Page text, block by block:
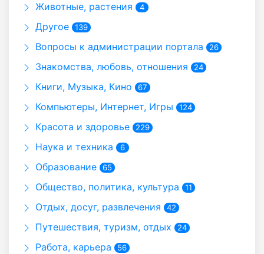
Животные, растения 4
Другое 139
Вопросы к администрации портала 26
Знакомства, любовь, отношения 24
Книги, Музыка, Кино 67
Компьютеры, Интернет, Игры 124
Красота и здоровье 229
Наука и техника 6
Образование 65
Общество, политика, культура 11
Отдых, досуг, развлечения 42
Путешествия, туризм, отдых 24
Работа, карьера 56